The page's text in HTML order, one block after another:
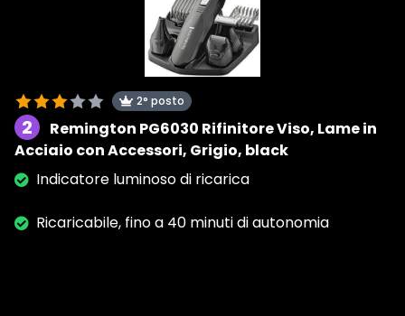
2° posto
2
Remington PG6030 Rifinitore Viso, Lame in
Acciaio con Accessori, Grigio, black
Indicatore luminoso di ricarica
Ricaricabile, fino a 40 minuti di autonomia